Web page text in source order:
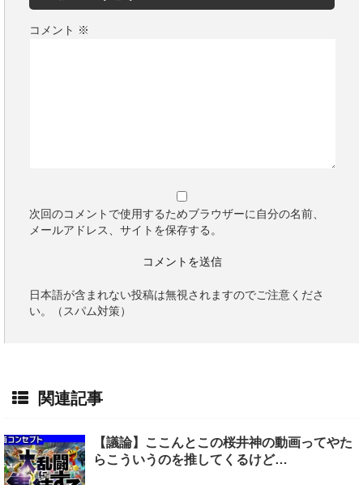
コメント ※
次回のコメントで使用するためブラウザーに自分の名前、
メールアドレス、サイトを保存する。
日本語が含まれない投稿は無視されますのでご注意くださ
い。（スパム対策）
関連記事
【議論】ここんとこの桜井神の動画ってやた
らこういうのを推してくるけど…